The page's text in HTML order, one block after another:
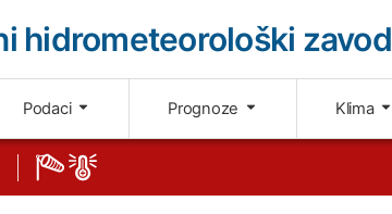
hidrometeorološki zavod
Podaci Prognoze Klima